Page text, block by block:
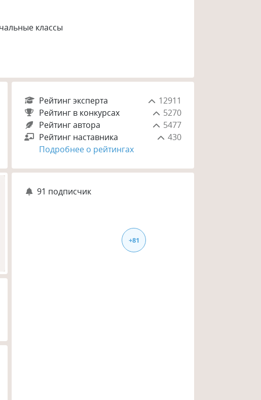
классы
Рейтинг эксперта
12911
Рейтинг в конкурсах
5270
Рейтинг автора
5477
Рейтинг наставника
430
Подробнее о рейтингах
91 подписчик
+81